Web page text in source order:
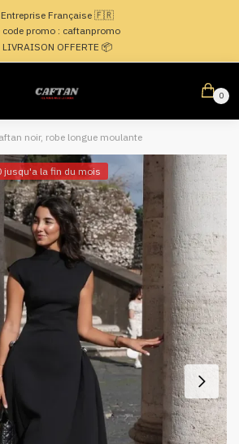
Entreprise Française 🇫🇷
code promo : caftanpromo
LIVRAISON OFFERTE 📦
0
noir, robe longue moulante
jusqu'a la fin du mois